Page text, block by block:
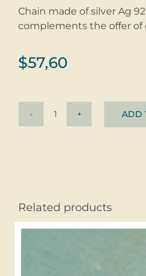
$57,60
Chain made of silver Ag
complements the offer of
Silver
ADD
Related products